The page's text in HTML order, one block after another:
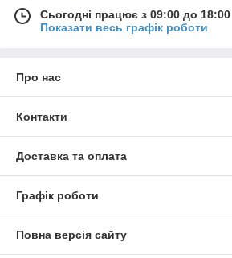
Сьогодні працює з 09:00 до 18:00
Показати весь графік роботи
Про нас
Контакти
Доставка та оплата
Графік роботи
Повна версія сайту